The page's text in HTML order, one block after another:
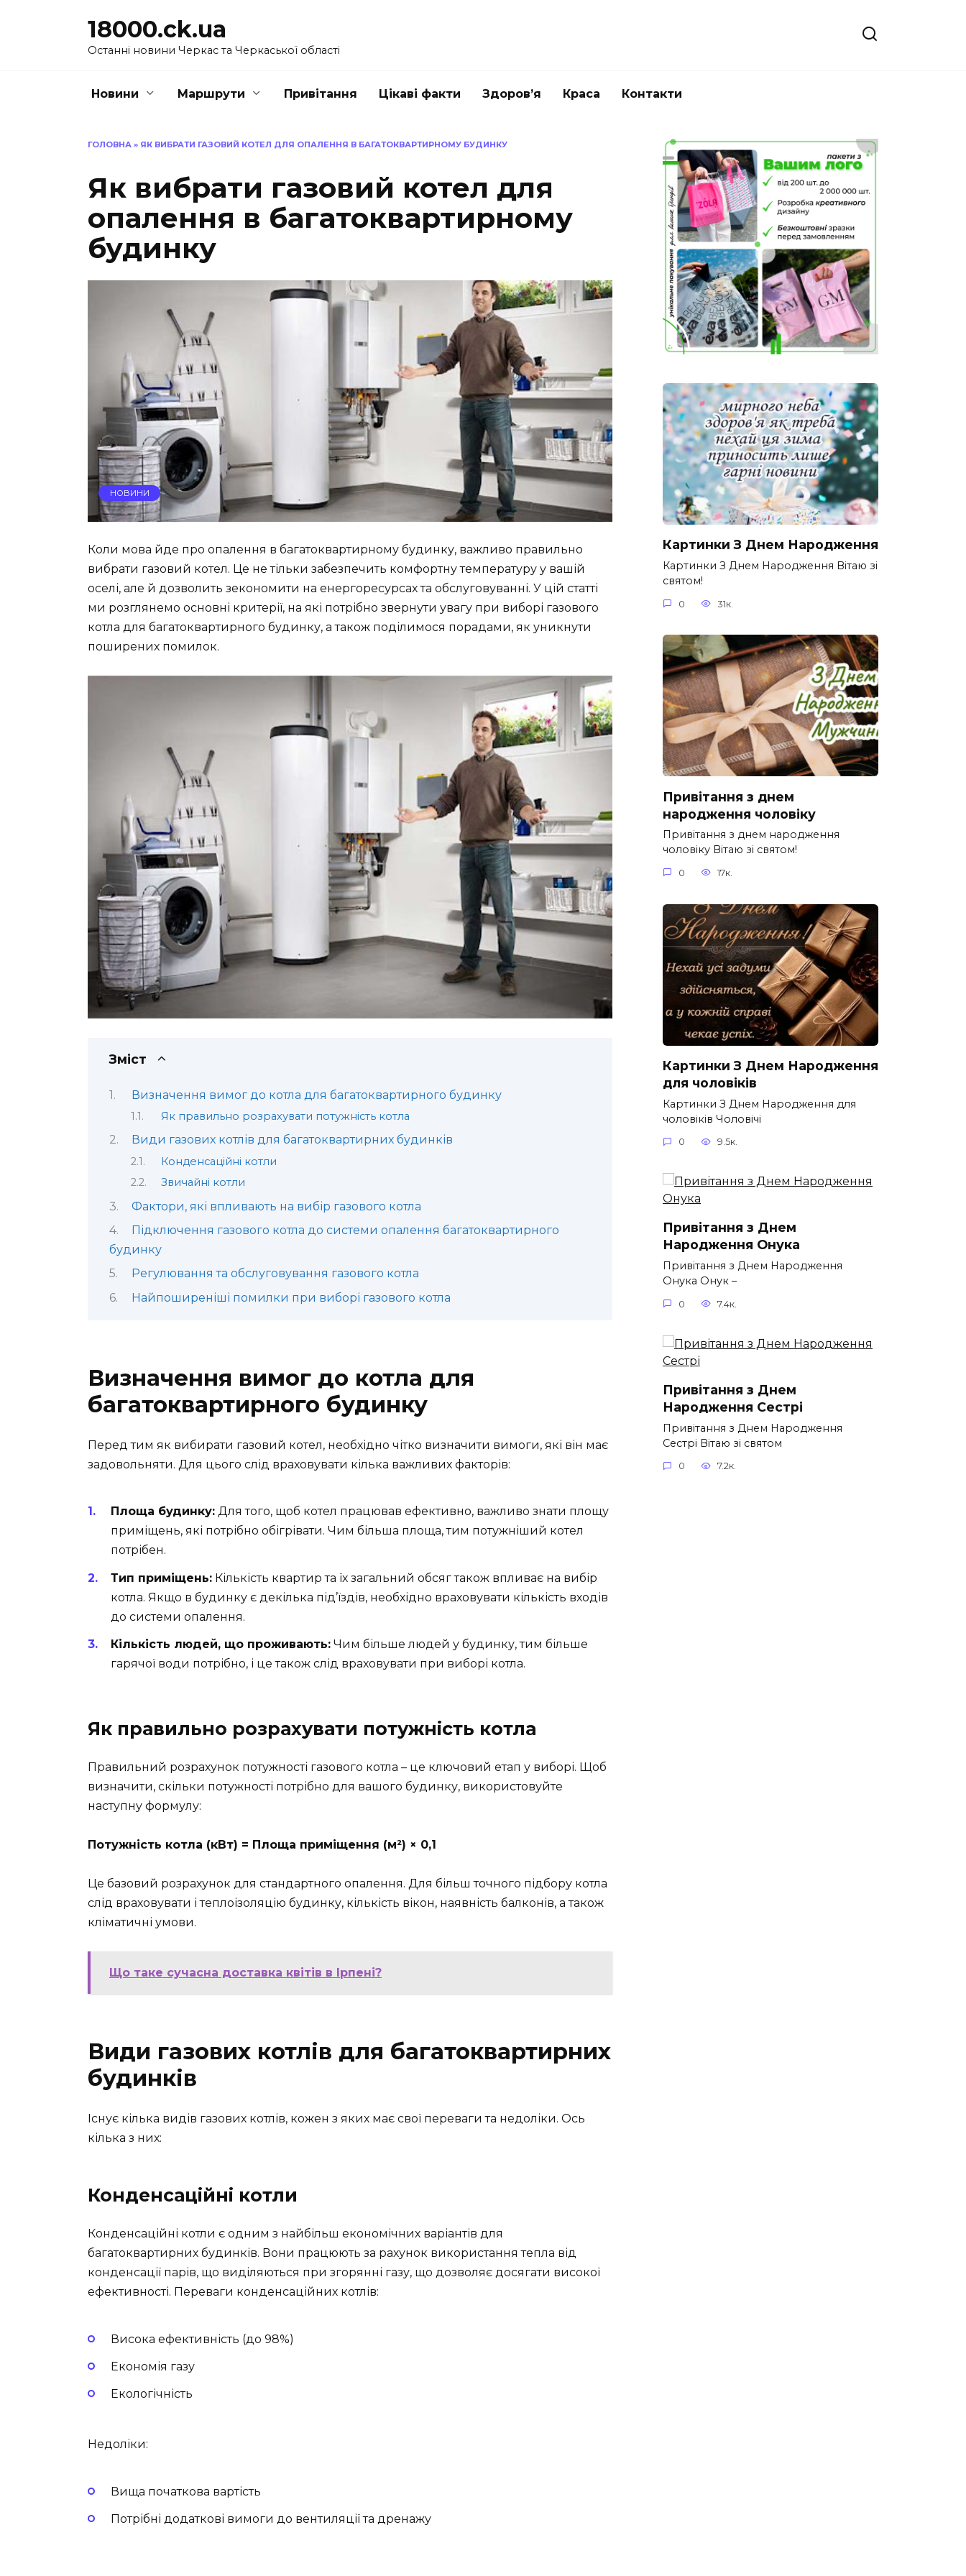
18000.ck.ua
Останні новини Черкас та Черкаської області
Новини Маршрути Привітання Цікаві факти Здоров’я Краса Контакти
ГОЛОВНА » ЯК ВИБРАТИ ГАЗОВИЙ КОТЕЛ ДЛЯ ОПАЛЕННЯ В БАГАТОКВАРТИРНОМУ БУДИНКУ
Як вибрати газовий котел для
опалення в багатоквартирному
будинку
НОВИНИ
Коли мова йде про опалення в багатоквартирному будинку, важливо правильно
вибрати газовий котел. Це не тільки забезпечить комфортну температуру у вашій
оселі, але й дозволить зекономити на енергоресурсах та обслуговуванні. У цій статті
ми розглянемо основні критерії, на які потрібно звернути увагу при виборі газового
котла для багатоквартирного будинку, а також поділимося порадами, як уникнути
поширених помилок.
Зміст
Визначення вимог до котла для багатоквартирного будинку
Як правильно розрахувати потужність котла
Види газових котлів для багатоквартирних будинків
Конденсаційні котли
Звичайні котли
Фактори, які впливають на вибір газового котла
Підключення газового котла до системи опалення багатоквартирного
будинку
Регулювання та обслуговування газового котла
Найпоширеніші помилки при виборі газового котла
Визначення вимог до котла для
багатоквартирного будинку
Перед тим як вибирати газовий котел, необхідно чітко визначити вимоги, які він має
задовольняти. Для цього слід враховувати кілька важливих факторів:
Площа будинку: Для того, щоб котел працював ефективно, важливо знати площу
приміщень, які потрібно обігрівати. Чим більша площа, тим потужніший котел
потрібен.
Тип приміщень: Кількість квартир та їх загальний обсяг також впливає на вибір
котла. Якщо в будинку є декілька під’їздів, необхідно враховувати кількість входів
до системи опалення.
Кількість людей, що проживають: Чим більше людей у будинку, тим більше
гарячої води потрібно, і це також слід враховувати при виборі котла.
Як правильно розрахувати потужність котла
Правильний розрахунок потужності газового котла – це ключовий етап у виборі. Щоб
визначити, скільки потужності потрібно для вашого будинку, використовуйте
наступну формулу:
Потужність котла (кВт) = Площа приміщення (м²) × 0,1
Це базовий розрахунок для стандартного опалення. Для більш точного підбору котла
слід враховувати і теплоізоляцію будинку, кількість вікон, наявність балконів, а також
кліматичні умови.
Що таке сучасна доставка квітів в Ірпені?
Види газових котлів для багатоквартирних
будинків
Існує кілька видів газових котлів, кожен з яких має свої переваги та недоліки. Ось
кілька з них:
Конденсаційні котли
Конденсаційні котли є одним з найбільш економічних варіантів для
багатоквартирних будинків. Вони працюють за рахунок використання тепла від
конденсації парів, що виділяються при згорянні газу, що дозволяє досягати високої
ефективності. Переваги конденсаційних котлів:
Висока ефективність (до 98%)
Економія газу
Екологічність
Недоліки:
Вища початкова вартість
Потрібні додаткові вимоги до вентиляції та дренажу
Картинки З Днем Народження
Картинки З Днем Народження Вітаю зі
святом!
0 31к.
Привітання з днем
народження чоловіку
Привітання з днем народження
чоловіку Вітаю зі святом!
0 17к.
Картинки З Днем Народження
для чоловіків​
Картинки З Днем Народження для
чоловіків​ Чоловічі
0 9.5к.
Привітання з Днем
Народження Онука
Привітання з Днем Народження
Онука Онук –
0 7.4к.
Привітання з Днем
Народження Сестрі
Привітання з Днем Народження
Сестрі Вітаю зі святом
0 7.2к.